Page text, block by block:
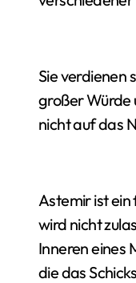
Sie verdienen
großer Würde
nicht auf das
Astemir ist
wird nicht
Inneren eines
die das